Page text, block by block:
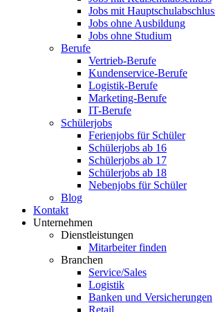
Jobs mit
Jobs ohne Ausbildung
Jobs ohne Studium
Berufe
Vertrieb-Berufe
Kundenservice-Berufe
Logistik-Berufe
Marketing-Berufe
IT-Berufe
Schülerjobs
Ferienjobs für Schüler
Schülerjobs ab 16
Schülerjobs ab 17
Schülerjobs ab 18
Nebenjobs für Schüler
Blog
Kontakt
Unternehmen
Dienstleistungen
Mitarbeiter finden
Branchen
Service/Sales
Logistik
Banken und Versicherungen
Retail